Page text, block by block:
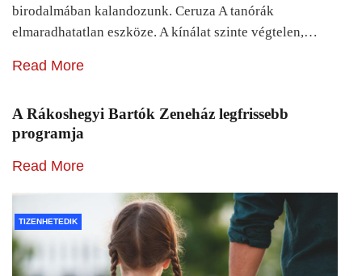
birodalmában kalandozunk. Ceruza A tanórák
elmaradhatatlan eszköze. A kínálat szinte végtelen,…
Read More
A Rákoshegyi Bartók Zeneház legfrissebb
programja
Read More
TIZENHETEDIK